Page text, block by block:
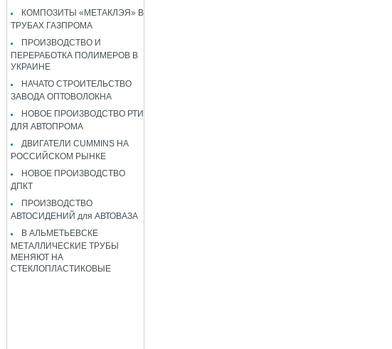
КОМПОЗИТЫ «МЕТАКЛЭЯ» В
ТРУБАХ ГАЗПРОМА
ПРОИЗВОДСТВО И
ПЕРЕРАБОТКА ПОЛИМЕРОВ В
УКРАИНЕ
НАЧАТО СТРОИТЕЛЬСТВО
ЗАВОДА ОПТОВОЛОКНА
НОВОЕ ПРОИЗВОДСТВО РТИ
ДЛЯ АВТОПРОМА
ДВИГАТЕЛИ CUMMINS НА
РОССИЙСКОМ РЫНКЕ
НОВОЕ ПРОИЗВОДСТВО
ДПКТ
ПРОИЗВОДСТВО
АВТОСИДЕНИЙ для АВТОВАЗА
В АЛЬМЕТЬЕВСКЕ
МЕТАЛЛИЧЕСКИЕ ТРУБЫ
МЕНЯЮТ НА
СТЕКЛОПЛАСТИКОВЫЕ